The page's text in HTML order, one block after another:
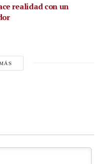
realidad con un